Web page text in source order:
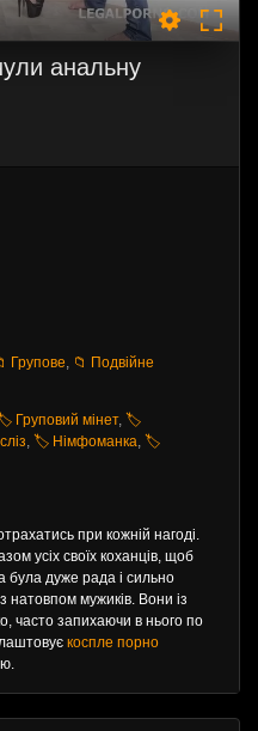
анальну
Групове, 📁 Подвійне
Груповий мінет, 🏷️
, 🏷️ Німфоманка, 🏷️
при кожній нагоді.
усіх своїх коханців, щоб
була дуже рада і сильно
натовпом мужиків. Вони із
часто запихаючи в нього по
коспле порно